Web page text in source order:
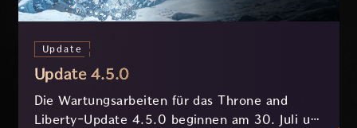
Update
Update 4.5.0
Die Wartungsarbeiten für das Throne and
Liberty-Update 4.5.0 beginnen am 30. Juli um